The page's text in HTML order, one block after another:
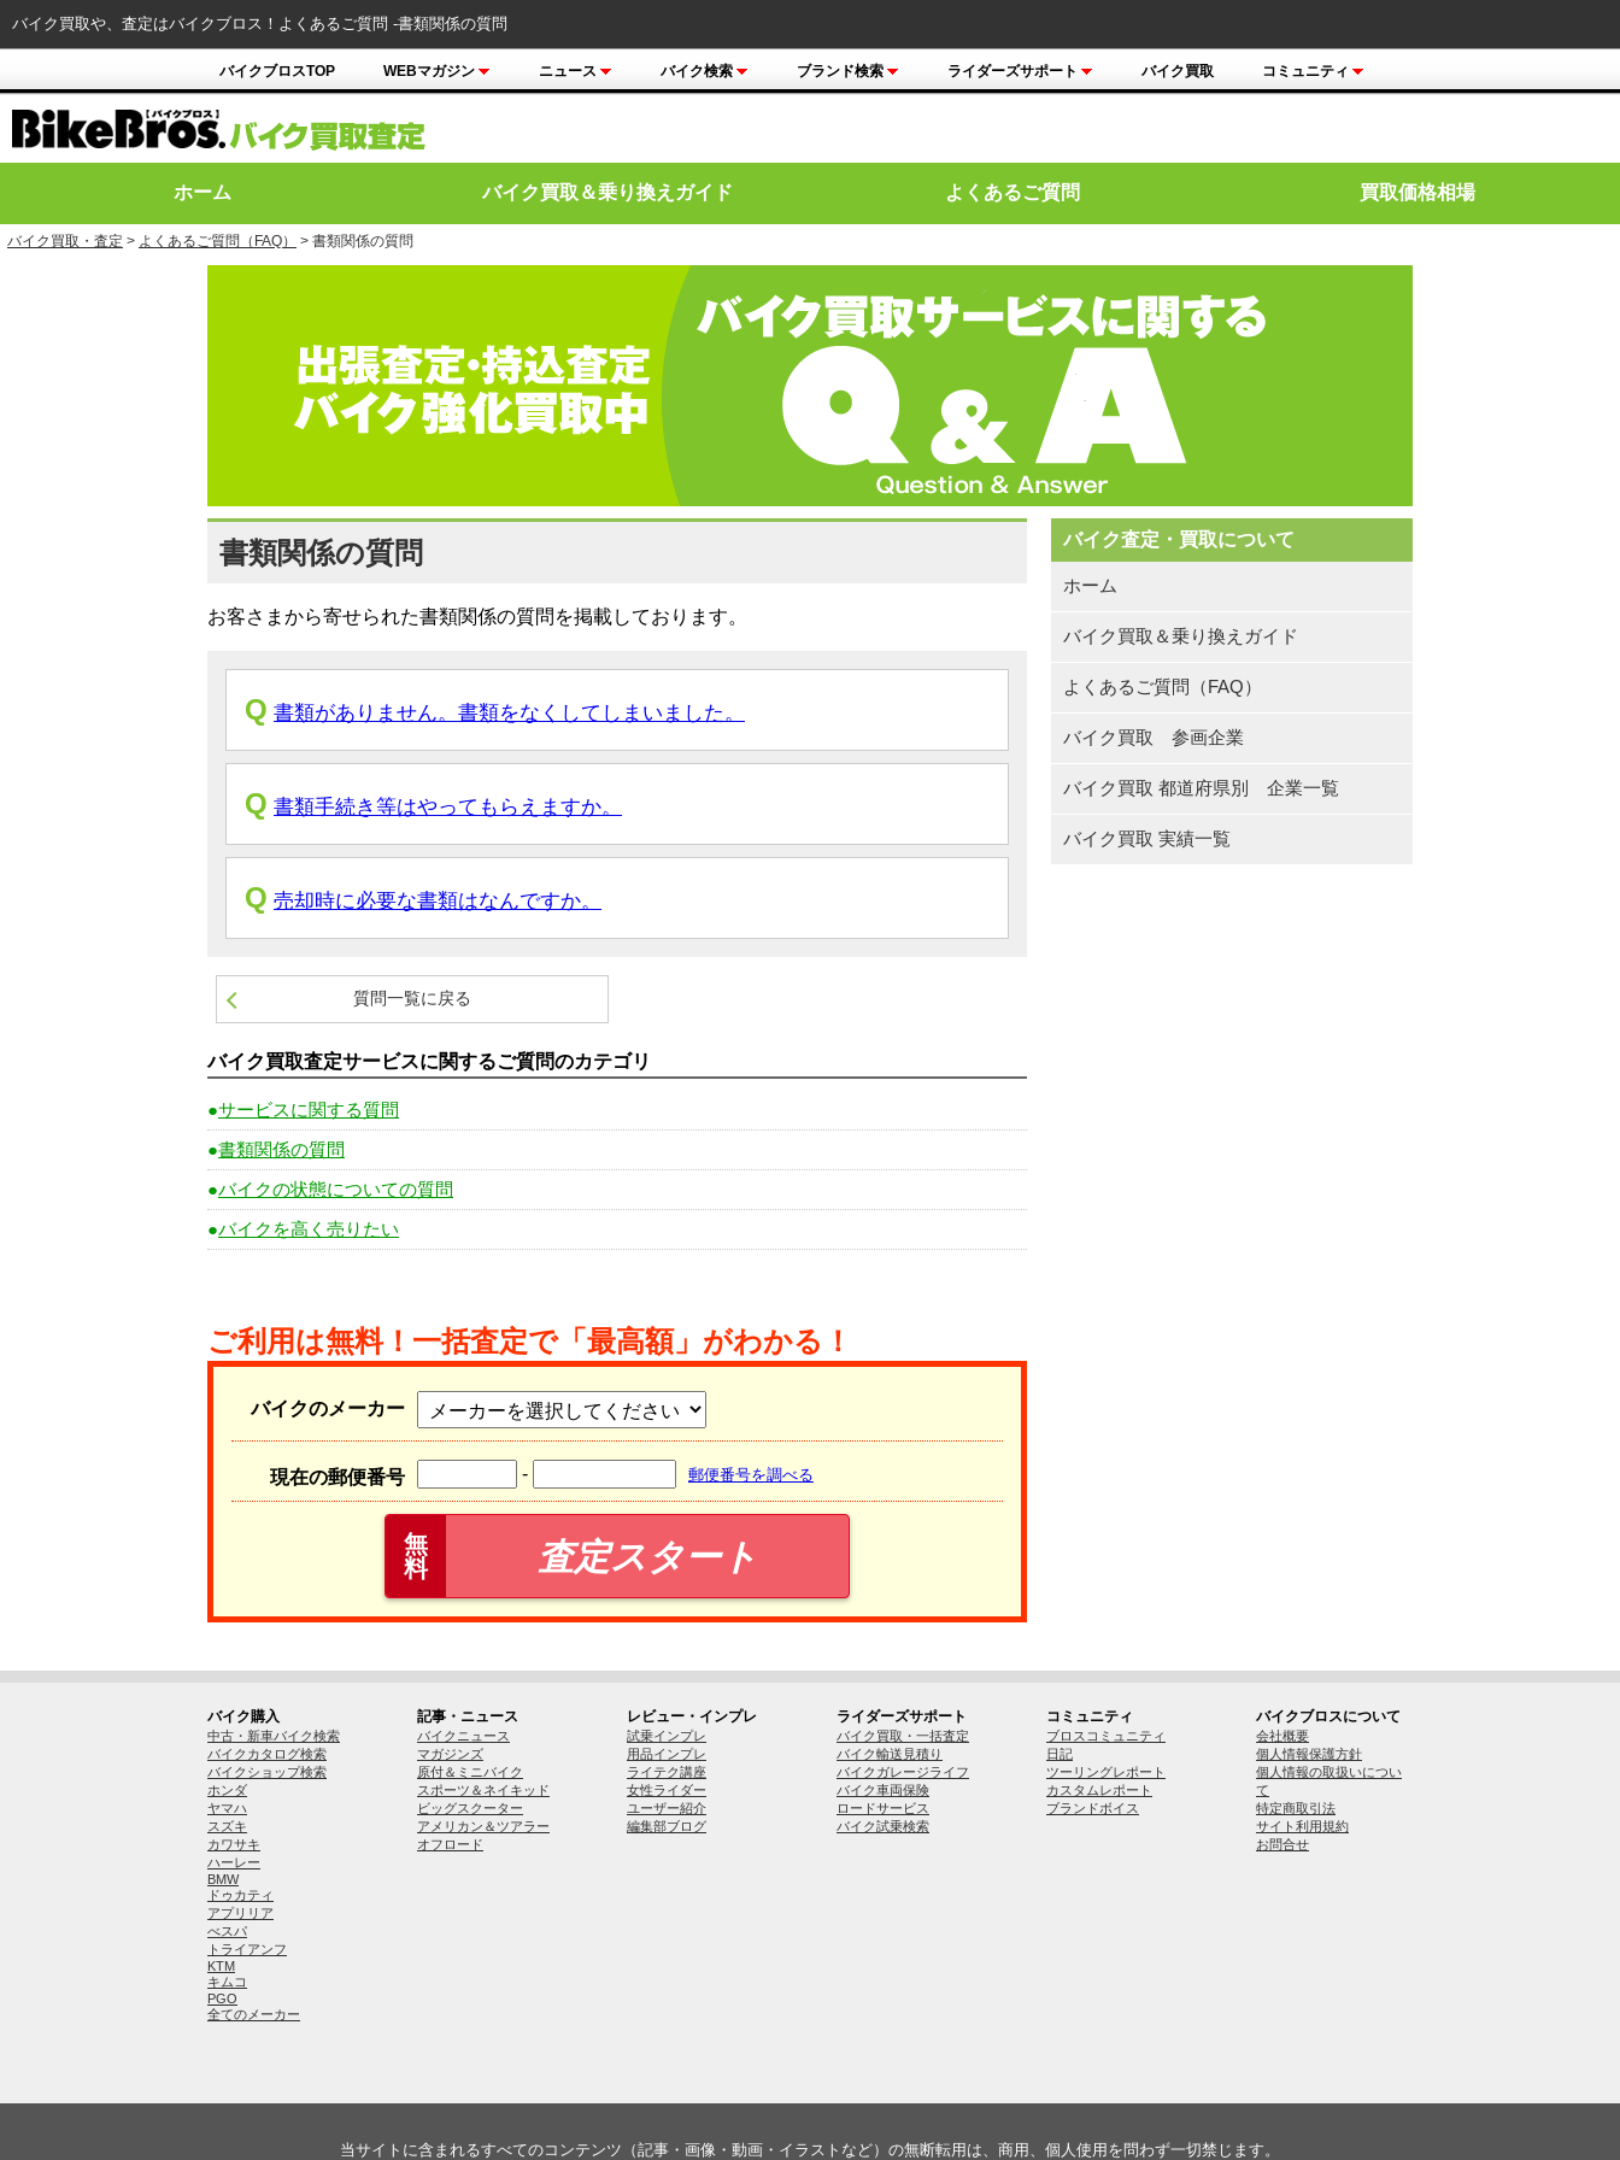
バイク買取や、査定はバイクブロス！よくあるご質問 -書類関係の質問
バイクブロスTOP WEBマガジン ニュース バイク検索 ブランド検索 ライダーズサポート バイク買取 コミュニティ
ホーム バイク買取＆乗り換えガイド よくあるご質問 買取価格相場
バイク買取・査定 > よくあるご質問（FAQ） > 書類関係の質問
書類関係の質問
お客さまから寄せられた書類関係の質問を掲載しております。
書類がありません。書類をなくしてしまいました。
書類手続き等はやってもらえますか。
売却時に必要な書類はなんですか。
質問一覧に戻る
バイク買取査定サービスに関するご質問のカテゴリ
サービスに関する質問
書類関係の質問
バイクの状態についての質問
バイクを高く売りたい
ご利用は無料！一括査定で「最高額」がわかる！
バイクのメーカー
現在の郵便番号 - 郵便番号を調べる
無
料
査定スタート
バイク査定・買取について
ホーム
バイク買取＆乗り換えガイド
よくあるご質問（FAQ）
バイク買取 参画企業
バイク買取 都道府県別 企業一覧
バイク買取 実績一覧
バイク購入
中古・新車バイク検索
バイクカタログ検索
バイクショップ検索
ホンダ
ヤマハ
スズキ
カワサキ
ハーレー
BMW
ドゥカティ
アプリリア
べスパ
トライアンフ
KTM
キムコ
PGO
全てのメーカー
記事・ニュース
バイクニュース
マガジンズ
原付＆ミニバイク
スポーツ＆ネイキッド
ビッグスクーター
アメリカン＆ツアラー
オフロード
レビュー・インプレ
試乗インプレ
用品インプレ
ライテク講座
女性ライダー
ユーザー紹介
編集部ブログ
ライダーズサポート
バイク買取・一括査定
バイク輸送見積り
バイクガレージライフ
バイク車両保険
ロードサービス
バイク試乗検索
コミュニティ
ブロスコミュニティ
日記
ツーリングレポート
カスタムレポート
ブランドボイス
バイクブロスについて
会社概要
個人情報保護方針
個人情報の取扱いについ
て
特定商取引法
サイト利用規約
お問合せ
当サイトに含まれるすべてのコンテンツ（記事・画像・動画・イラストなど）の無断転用は、商用、個人使用を問わず一切禁じます。